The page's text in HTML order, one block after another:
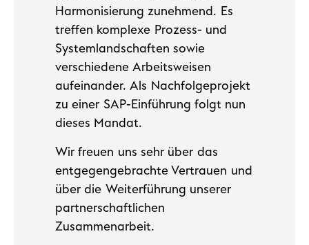
Harmonisierung zunehmend. Es
treffen komplexe Prozess- und
Systemlandschaften sowie
verschiedene Arbeitsweisen
aufeinander. Als Nachfolgeprojekt
zu einer SAP-Einführung folgt nun
dieses Mandat.
Wir freuen uns sehr über das
entgegengebrachte Vertrauen und
über die Weiterführung unserer
partnerschaftlichen
Zusammenarbeit.